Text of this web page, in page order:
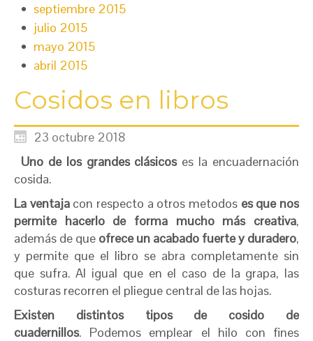
septiembre 2015
julio 2015
mayo 2015
abril 2015
Cosidos en libros
23 octubre 2018
Uno de los grandes clásicoses la encuadernación
cosida.
La ventajacon respecto a otros metodos es que nos
permite hacerlo de forma mucho más creativa,
además de que ofrece un acabado fuerte y duradero,
y permite que el libro se abra completamente sin
que sufra. Al igual que en el caso de la grapa, las
costuras recorren el pliegue central de las hojas.
Existen distintos tipos de cosido de
cuadernillos. Podemos emplear el hilo con fines